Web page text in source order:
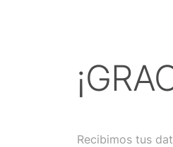
Recibimos tus